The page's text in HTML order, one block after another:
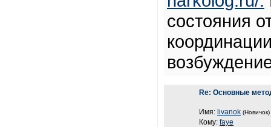
состояния
Re: Основные
Имя: livanok (Новичок)
Кому: faye